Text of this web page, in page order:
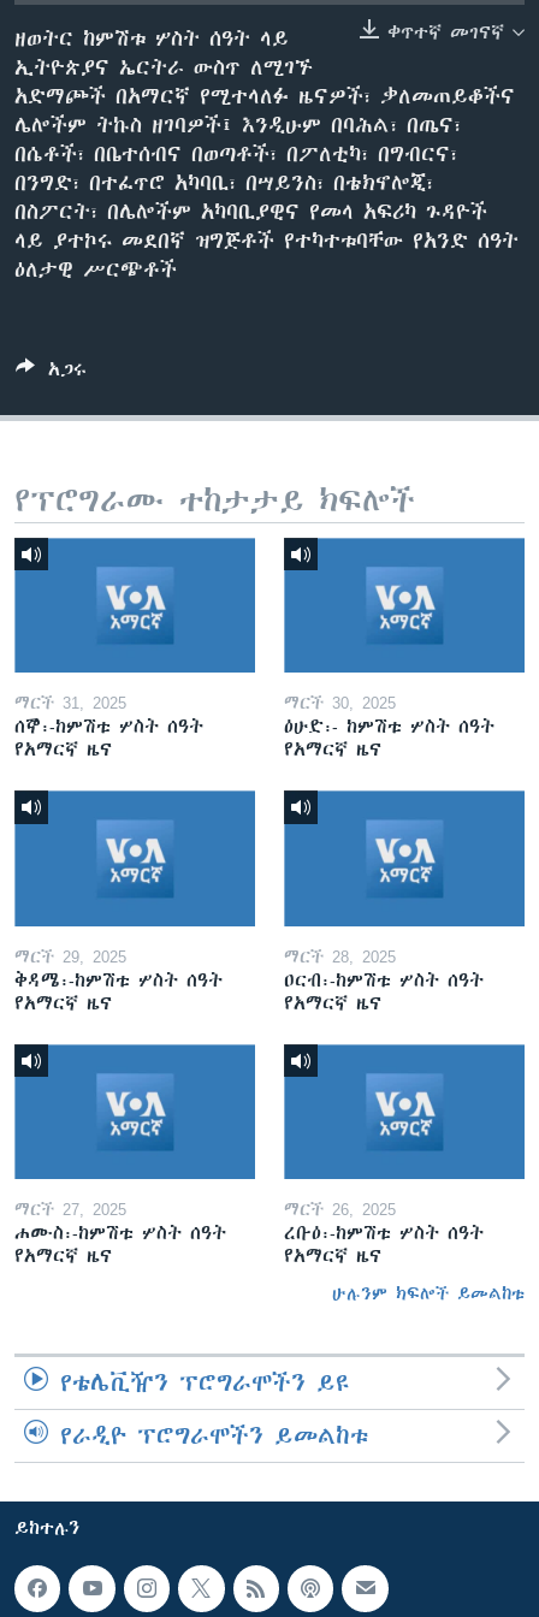
ቋንቋዎች
ቀጥተኛ መገናኛ
ዘወትር ከምሽቱ ሦስት ሰዓት ላይ
ኢትዮጵያና ኤርትራ ውስጥ ለሚገኙ
አድማጮች በአማርኛ የሚተላለፉ ዜናዎች፣ ቃለመጠይቆችና
ሌሎችም ትኩስ ዘገባዎች፤ እንዲሁም በባሕል፣ በጤና፣
በሴቶች፣ በቤተሰብና በወጣቶች፣ በፖለቲካ፣ በግብርና፣
በንግድ፣ በተፈጥሮ አካባቢ፣ በሣይንስ፣ በቴክኖሎጂ፣
በስፖርት፣ በሌሎችም አካባቢያዊና የመላ አፍሪካ ጉዳዮች
ላይ ያተኮሩ መደበኛ ዝግጅቶች የተካተቱባቸው የአንድ ሰዓት
ዕለታዊ ሥርጭቶች
አጋሩ
የፕሮግራሙ ተከታታይ ክፍሎች
ማርች 31, 2025
ሰኞ፡-ከምሽቱ ሦስት ሰዓት
የአማርኛ ዜና
ማርች 30, 2025
ዕሁድ፡- ከምሽቱ ሦስት ሰዓት
የአማርኛ ዜና
ማርች 29, 2025
ቅዳሜ፡-ከምሽቱ ሦስት ሰዓት
የአማርኛ ዜና
ማርች 28, 2025
ዐርብ፡-ከምሽቱ ሦስት ሰዓት
የአማርኛ ዜና
ማርች 27, 2025
ሐሙስ፡-ከምሽቱ ሦስት ሰዓት
የአማርኛ ዜና
ማርች 26, 2025
ረቡዕ፡-ከምሽቱ ሦስት ሰዓት
የአማርኛ ዜና
ሁሉንም ክፍሎች ይመልከቱ
የቴሌቪዥን ፕሮግራሞችን ይዩ
የራዲዮ ፕሮግራሞችን ይመልከቱ
ይከተሉን